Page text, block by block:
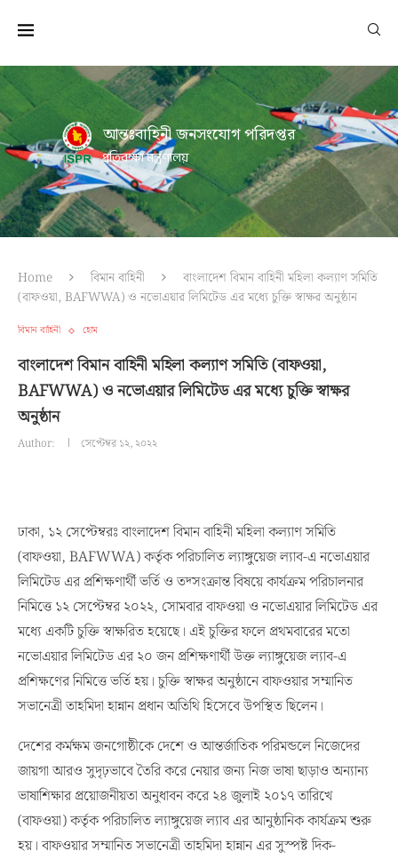
আন্তঃবাহিনী জনসংযোগ পরিদপ্তর
প্রতিরক্ষা মন্ত্রণালয়
Home বিমান বাহিনী
বাংলাদেশ বিমান বাহিনী মহিলা কল্যাণ সমিতি
(বাফওয়া, BAFWWA) ও নভোএয়ার লিমিটেড এর মধ্যে চুক্তি স্বাক্ষর অনুষ্ঠান
বিমান বাহিনী হোম
বাংলাদেশ বিমান বাহিনী মহিলা কল্যাণ সমিতি (বাফওয়া,
BAFWWA) ও নভোএয়ার লিমিটেড এর মধ্যে চুক্তি স্বাক্ষর
অনুষ্ঠান
Author: সেপ্টেম্বর ১২, ২০২২
ঢাকা, ১২ সেপ্টেম্বরঃ বাংলাদেশ বিমান বাহিনী মহিলা কল্যাণ সমিতি
(বাফওয়া, BAFWWA) কর্তৃক পরিচালিত ল্যাঙ্গুয়েজ ল্যাব-এ নভোএয়ার
লিমিটেড এর প্রশিক্ষণার্থী ভর্তি ও তদ্সংক্রান্ত বিষয়ে কার্যক্রম পরিচালনার
নিমিত্তে ১২ সেপ্টেম্বর ২০২২, সোমবার বাফওয়া ও নভোএয়ার লিমিটেড এর
মধ্যে একটি চুক্তি স্বাক্ষরিত হয়েছে। এই চুক্তির ফলে প্রথমবারের মতো
নভোএয়ার লিমিটেড এর ২০ জন প্রশিক্ষণার্থী উক্ত ল্যাঙ্গুয়েজ ল্যাব-এ
প্রশিক্ষণের নিমিত্তে ভর্তি হয়। চুক্তি স্বাক্ষর অনুষ্ঠানে বাফওয়ার সম্মানিত
সভানেত্রী তাহমিদা হান্নান প্রধান অতিথি হিসেবে উপস্থিত ছিলেন।
দেশের কর্মক্ষম জনগোষ্ঠীকে দেশে ও আন্তর্জাতিক পরিমন্ডলে নিজেদের
জায়গা আরও সুদৃঢ়ভাবে তৈরি করে নেয়ার জন্য নিজ ভাষা ছাড়াও অন্যান্য
ভাষাশিক্ষার প্রয়োজনীয়তা অনুধাবন করে ২৪ জুলাই ২০১৭ তারিখে
(বাফওয়া) কর্তৃক পরিচালিত ল্যাঙ্গুয়েজ ল্যাব এর আনুষ্ঠানিক কার্যক্রম শুরু
হয়। বাফওয়ার সম্মানিত সভানেত্রী তাহমিদা হান্নান এর সুস্পষ্ট দিক-